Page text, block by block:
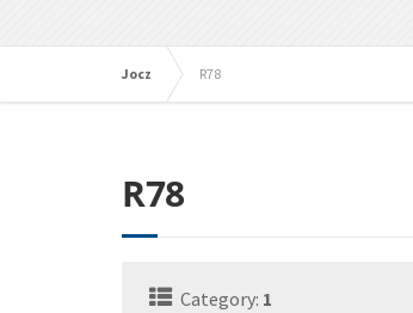
Jocz R78
R78
Category: 1